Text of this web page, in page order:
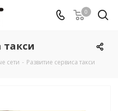
0
такси
сети - Развитие сервиса такси